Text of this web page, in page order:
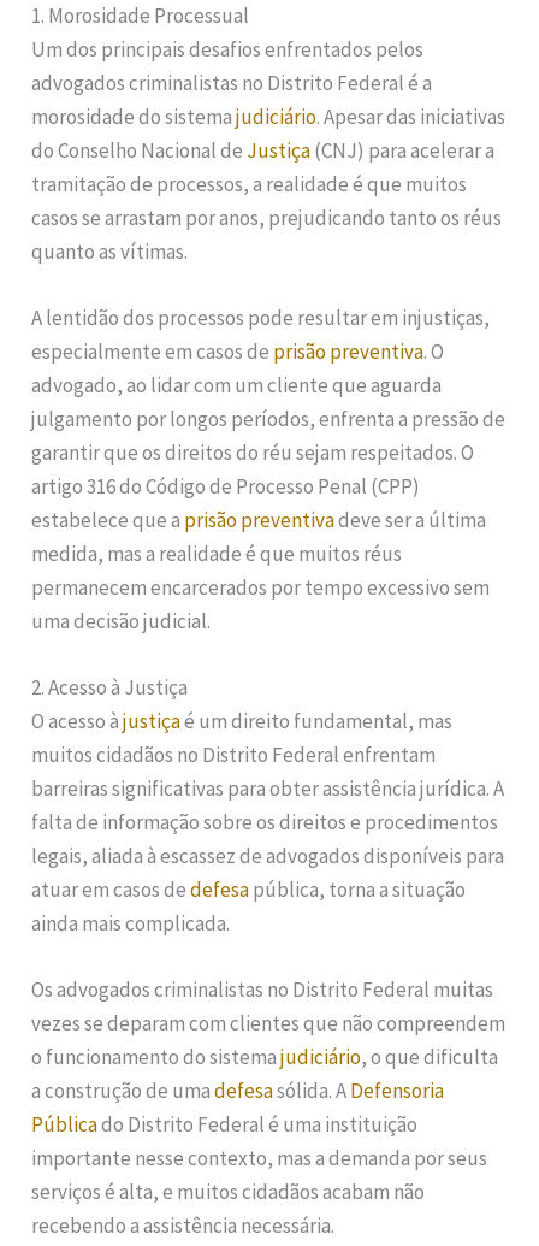
1. Morosidade Processual
Um dos principais desafios enfrentados pelos
advogados criminalistas no Distrito Federal é a
morosidade do sistemajudiciário. Apesar das iniciativas
do Conselho Nacional de Justiça(CNJ) para acelerar a
tramitação de processos, a realidade é que muitos
casos se arrastam por anos, prejudicando tanto os réus
quanto as vítimas.
A lentidão dos processos pode resultar em injustiças,
especialmente em casos de prisão preventiva. O
advogado, ao lidar com um cliente que aguarda
julgamento por longos períodos, enfrenta a pressão de
garantir que os direitos do réu sejam respeitados. O
artigo 316 do Código de Processo Penal (CPP)
estabelece que a prisão preventivadeve ser a última
medida, mas a realidade é que muitos réus
permanecem encarcerados por tempo excessivo sem
uma decisão judicial.
2. Acesso à Justiça
O acesso àjustiçaé um direito fundamental, mas
muitos cidadãos no Distrito Federal enfrentam
barreiras significativas para obter assistência jurídica. A
falta de informação sobre os direitos e procedimentos
legais, aliada à escassez de advogados disponíveis para
atuar em casos dedefesapública, torna a situação
ainda mais complicada.
Os advogados criminalistas no Distrito Federal muitas
vezes se deparam com clientes que não compreendem
o funcionamento do sistemajudiciário, o que dificulta
a construção de umadefesasólida. ADefensoria
Públicado Distrito Federal é uma instituição
importante nesse contexto, mas a demanda por seus
serviços é alta, e muitos cidadãos acabam não
recebendo a assistência necessária.